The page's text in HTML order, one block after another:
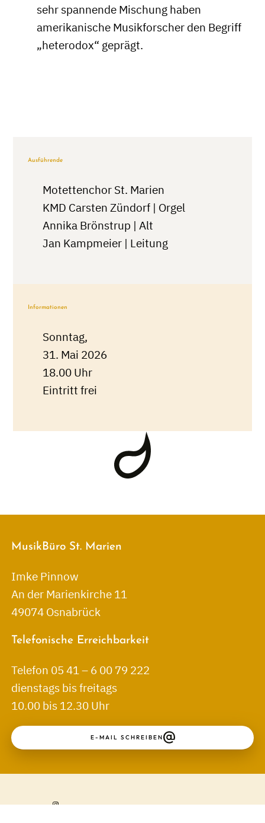
↑
sehr spannende Mischung haben
amerikanische Musikforscher den Begriff
„heterodox“ geprägt.
Ausführende
Motettenchor St. Marien
KMD Carsten Zündorf | Orgel
Annika Brönstrup | Alt
Jan Kampmeier | Leitung
Informationen
Sonntag,
31. Mai 2026
18.00 Uhr
Eintritt frei
MusikBüro St. Marien
Imke Pinnow
An der Marienkirche 11
49074 Osnabrück
Telefonische Erreichbarkeit
Telefon 05 41 – 6 00 79 222
dienstags bis freitags
10.00 bis 12.30 Uhr
E-MAIL SCHREIBEN